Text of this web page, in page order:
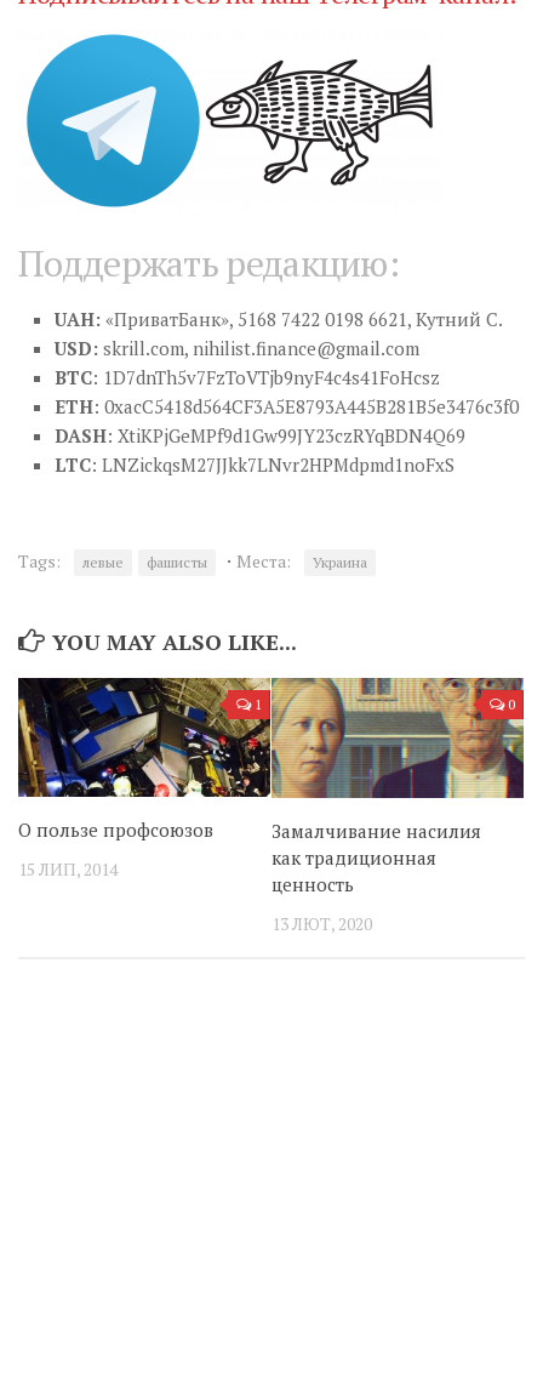
Поддержать редакцию:
UAH: «ПриватБанк», 5168 7422 0198 6621, Кутний С.
USD: skrill.com, nihilist.finance@gmail.com
BTC: 1D7dnTh5v7FzToVTjb9nyF4c4s41FoHcsz
ETH: 0xacC5418d564CF3A5E8793A445B281B5e3476c3f0
DASH: XtiKPjGeMPf9d1Gw99JY23czRYqBDN4Q69
LTC: LNZickqsM27JJkk7LNvr2HPMdpmd1noFxS
Tags: левые фашисты · Места: Украина
YOU MAY ALSO LIKE...
1
О пользе профсоюзов
15 ЛИП, 2014
0
Замалчивание насилия
как традиционная
ценность
13 ЛЮТ, 2020